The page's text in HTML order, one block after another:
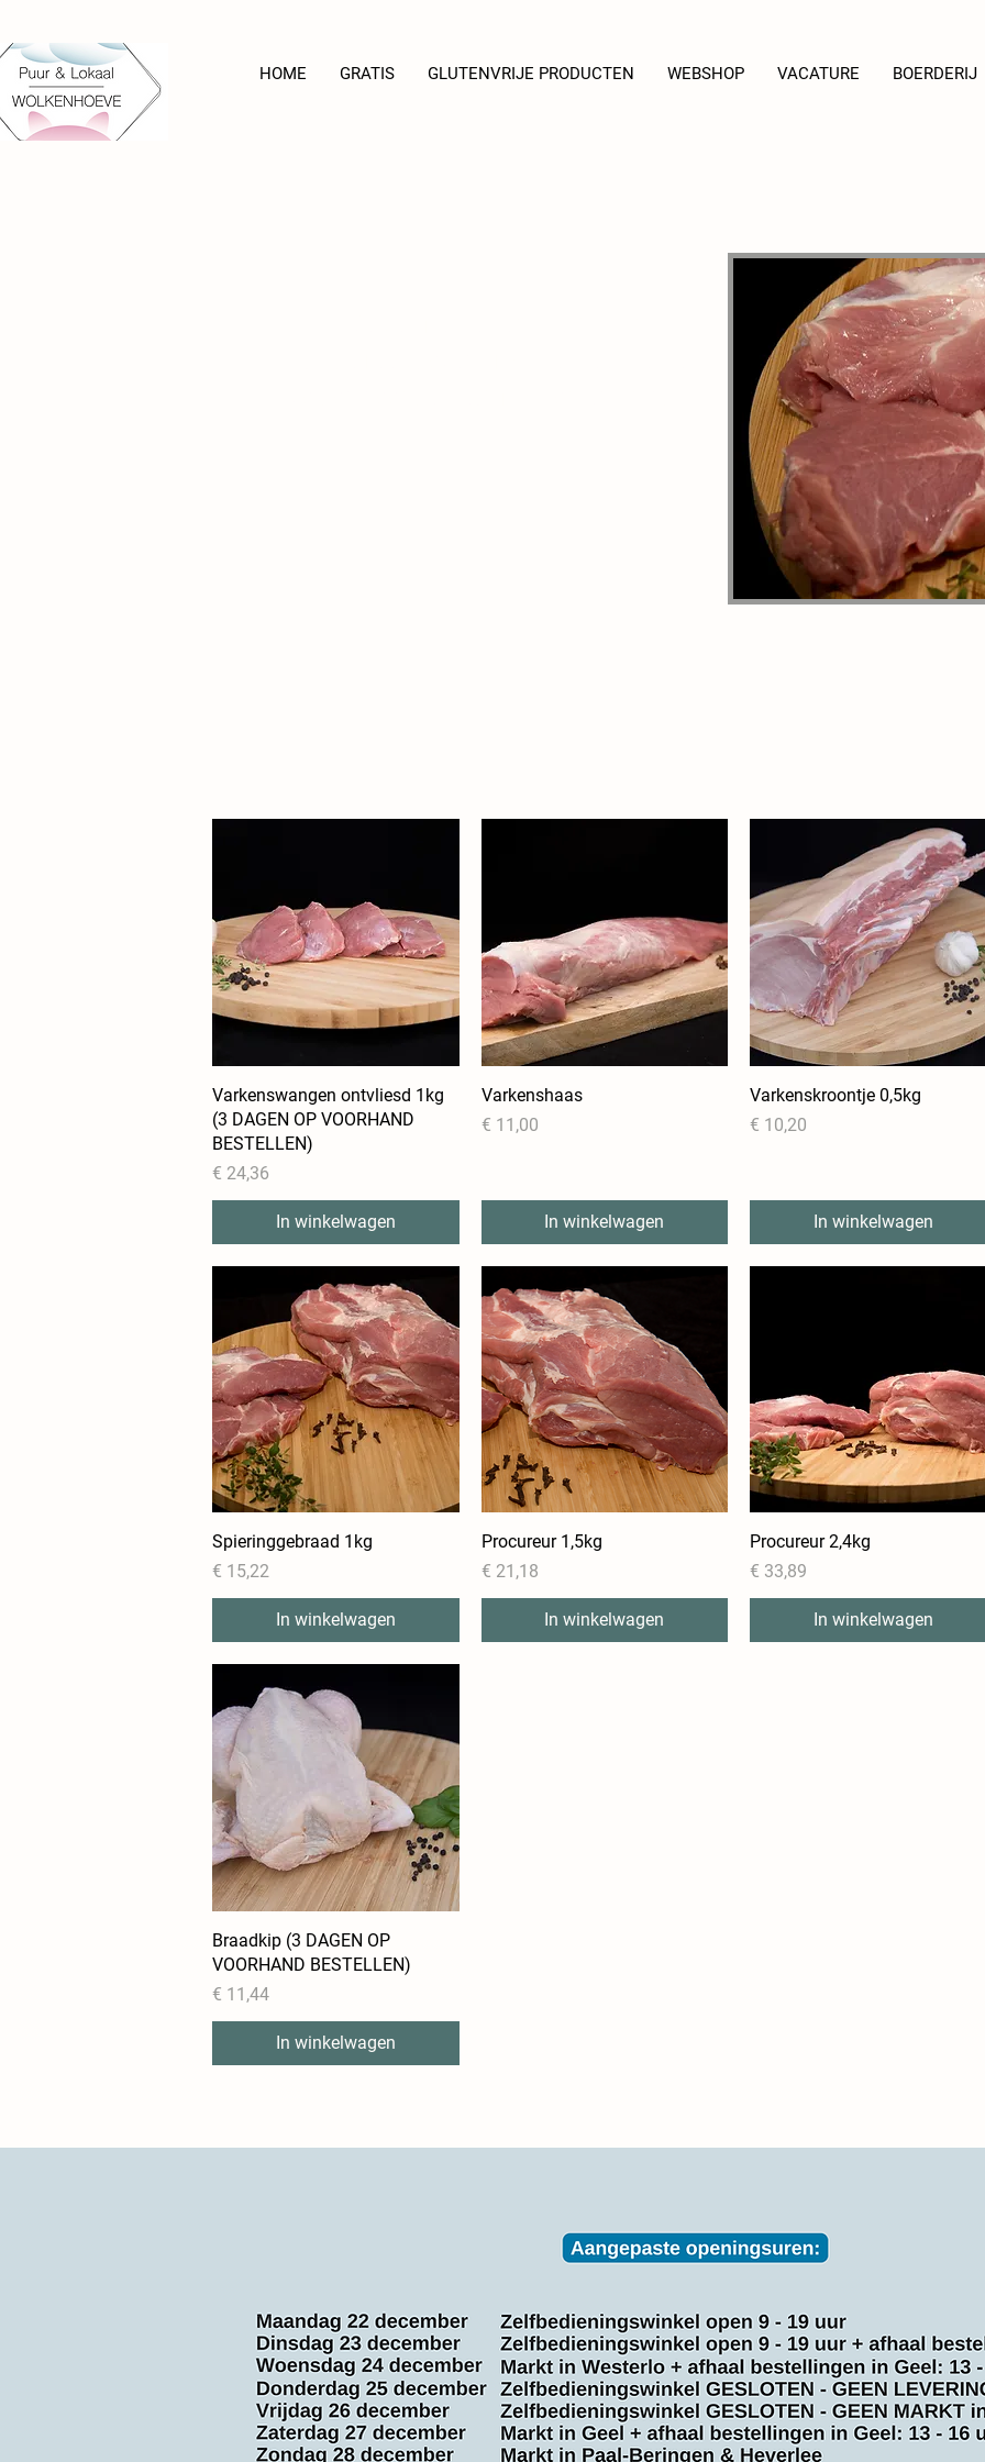
HOME GRATIS GLUTENVRIJE PRODUCTEN WEBSHOP VACATURE BOERDERIJ
Snel overzicht
Varkenswangen ontvliesd 1kg
(3 DAGEN OP VOORHAND
BESTELLEN)
Prijs
€ 24,36
In winkelwagen
Snel overzicht
Varkenshaas
Prijs
€ 11,00
In winkelwagen
Snel overzicht
Varkenskroontje 0,5kg
Prijs
€ 10,20
In winkelwagen
Snel overzicht
Spieringgebraad 1kg
Prijs
€ 15,22
In winkelwagen
Snel overzicht
Procureur 1,5kg
Prijs
€ 21,18
In winkelwagen
Snel overzicht
Procureur 2,4kg
Prijs
€ 33,89
In winkelwagen
Snel overzicht
Braadkip (3 DAGEN OP
VOORHAND BESTELLEN)
Prijs
€ 11,44
In winkelwagen